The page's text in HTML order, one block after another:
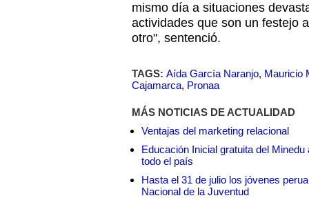
mismo día a situaciones
actividades que son un festejo
otro", sentenció.
TAGS: Aída García Naranjo, Mauricio
Cajamarca, Pronaa
MÁS NOTICIAS DE ACTUALIDAD
Ventajas del marketing relacional
Educación Inicial gratuita del
todo el país
Hasta el 31 de julio los jóvenes
Nacional de la Juventud